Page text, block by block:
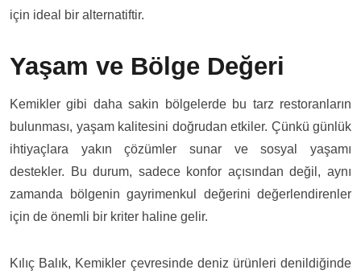
için ideal bir alternatiftir.
Yaşam ve Bölge Değeri
Kemikler gibi daha sakin bölgelerde bu tarz restoranların
bulunması, yaşam kalitesini doğrudan etkiler. Çünkü günlük
ihtiyaçlara yakın çözümler sunar ve sosyal yaşamı
destekler. Bu durum, sadece konfor açısından değil, aynı
zamanda bölgenin gayrimenkul değerini değerlendirenler
için de önemli bir kriter haline gelir.
Kılıç Balık, Kemikler çevresinde deniz ürünleri denildiğinde